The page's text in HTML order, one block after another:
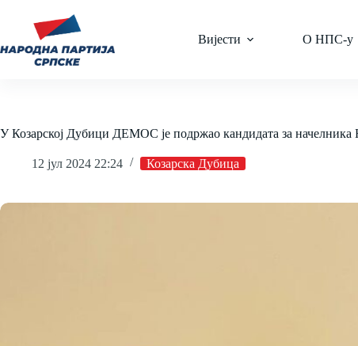
Вијести О НПС-у
У Козарској Дубици ДЕМОС је подржао кандидата за начелника
12 јул 2024 22:24 Козарска Дубица